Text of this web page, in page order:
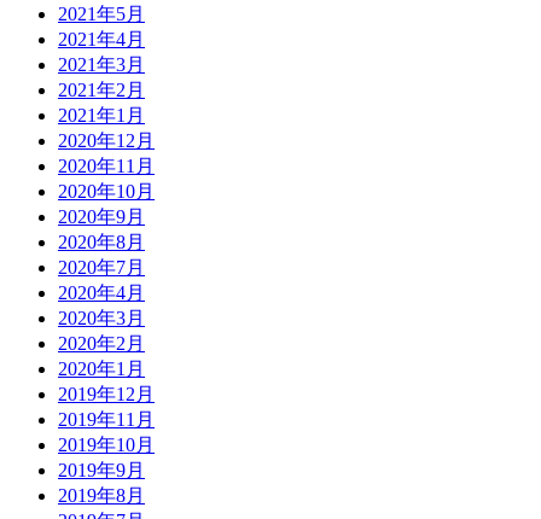
2021年5月
2021年4月
2021年3月
2021年2月
2021年1月
2020年12月
2020年11月
2020年10月
2020年9月
2020年8月
2020年7月
2020年4月
2020年3月
2020年2月
2020年1月
2019年12月
2019年11月
2019年10月
2019年9月
2019年8月